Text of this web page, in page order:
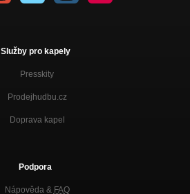
Služby pro kapely
Presskity
Prodejhudbu.cz
Doprava kapel
Podpora
Nápověda & FAQ